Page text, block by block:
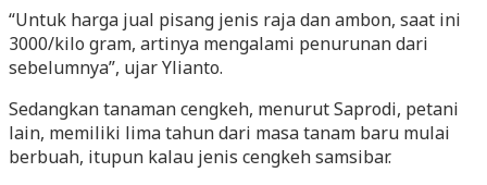
“Untuk harga jual pisang jenis raja dan ambon, saat ini
3000/kilo gram, artinya mengalami penurunan dari
sebelumnya”, ujar Ylianto.
Sedangkan tanaman cengkeh, menurut Saprodi, petani
lain, memiliki lima tahun dari masa tanam baru mulai
berbuah, itupun kalau jenis cengkeh samsibar.